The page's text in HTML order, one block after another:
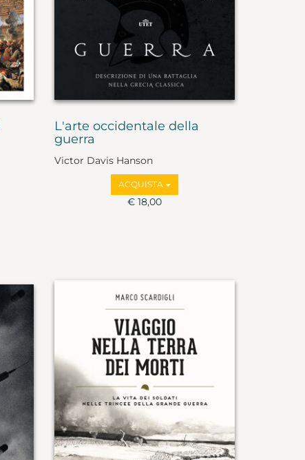
L'arte occidentale della
guerra
Victor Davis Hanson
ACQUISTA
€ 18,00